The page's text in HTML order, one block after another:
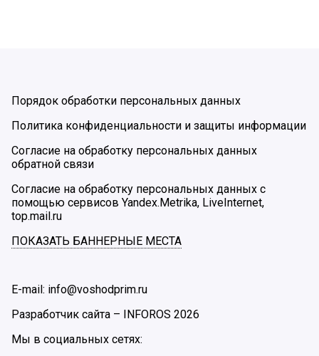
Порядок обработки персональных данных
Политика конфиденциальности и защиты информации
Согласие на обработку персональных данных
обратной связи
Согласие на обработку персональных данных с
помощью сервисов Yandex.Metrika, LiveInternet,
top.mail.ru
ПОКАЗАТЬ БАННЕРНЫЕ МЕСТА
E-mail: info@voshodprim.ru
Разработчик сайта – INFOROS 2026
Мы в социальных сетях: